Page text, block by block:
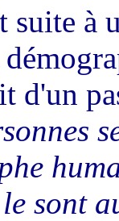
à
d'un
sont